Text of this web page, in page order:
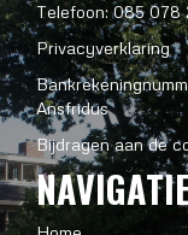
Telefoon: 085 078
Privacyverklaring
Ansfridus
Bijdragen aan de